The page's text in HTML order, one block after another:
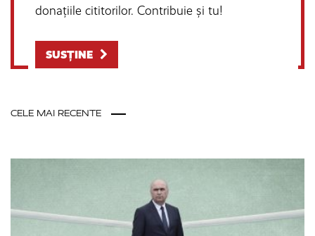
donațiile cititorilor. Contribuie și tu!
SUSȚINE
CELE MAI RECENTE